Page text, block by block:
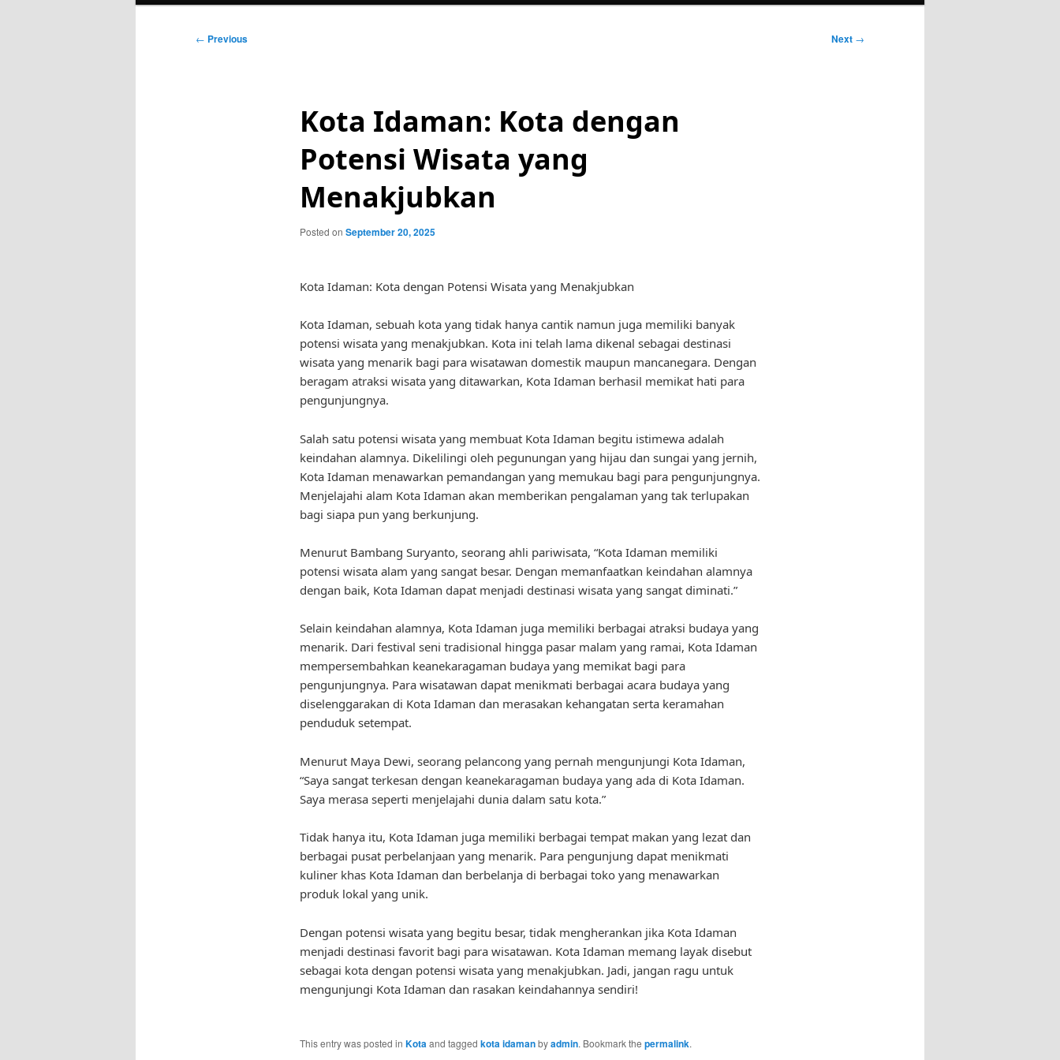
Post
← Previous Next →
Kota Idaman: Kota dengan
Potensi Wisata yang
Menakjubkan
Posted on September 20, 2025
Kota Idaman: Kota dengan Potensi Wisata yang Menakjubkan
Kota Idaman, sebuah kota yang tidak hanya cantik namun juga memiliki banyak
potensi wisata yang menakjubkan. Kota ini telah lama dikenal sebagai destinasi
wisata yang menarik bagi para wisatawan domestik maupun mancanegara. Dengan
beragam atraksi wisata yang ditawarkan, Kota Idaman berhasil memikat hati para
pengunjungnya.
Salah satu potensi wisata yang membuat Kota Idaman begitu istimewa adalah
keindahan alamnya. Dikelilingi oleh pegunungan yang hijau dan sungai yang jernih,
Kota Idaman menawarkan pemandangan yang memukau bagi para pengunjungnya.
Menjelajahi alam Kota Idaman akan memberikan pengalaman yang tak terlupakan
bagi siapa pun yang berkunjung.
Menurut Bambang Suryanto, seorang ahli pariwisata, “Kota Idaman memiliki
potensi wisata alam yang sangat besar. Dengan memanfaatkan keindahan alamnya
dengan baik, Kota Idaman dapat menjadi destinasi wisata yang sangat diminati.”
Selain keindahan alamnya, Kota Idaman juga memiliki berbagai atraksi budaya yang
menarik. Dari festival seni tradisional hingga pasar malam yang ramai, Kota Idaman
mempersembahkan keanekaragaman budaya yang memikat bagi para
pengunjungnya. Para wisatawan dapat menikmati berbagai acara budaya yang
diselenggarakan di Kota Idaman dan merasakan kehangatan serta keramahan
penduduk setempat.
Menurut Maya Dewi, seorang pelancong yang pernah mengunjungi Kota Idaman,
“Saya sangat terkesan dengan keanekaragaman budaya yang ada di Kota Idaman.
Saya merasa seperti menjelajahi dunia dalam satu kota.”
Tidak hanya itu, Kota Idaman juga memiliki berbagai tempat makan yang lezat dan
berbagai pusat perbelanjaan yang menarik. Para pengunjung dapat menikmati
kuliner khas Kota Idaman dan berbelanja di berbagai toko yang menawarkan
produk lokal yang unik.
Dengan potensi wisata yang begitu besar, tidak mengherankan jika Kota Idaman
menjadi destinasi favorit bagi para wisatawan. Kota Idaman memang layak disebut
sebagai kota dengan potensi wisata yang menakjubkan. Jadi, jangan ragu untuk
mengunjungi Kota Idaman dan rasakan keindahannya sendiri!
This entry was posted in Kotaand tagged kota idamanbyadmin. Bookmark the permalink.